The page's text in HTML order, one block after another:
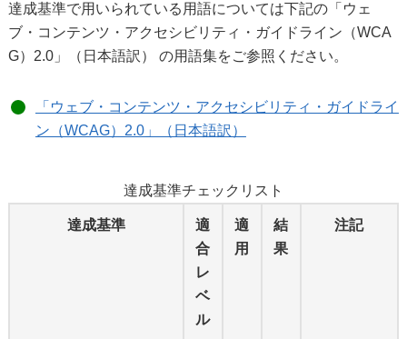
達成基準で用いられている用語については下記の「ウェ
ブ・コンテンツ・アクセシビリティ・ガイドライン（WCA
G）2.0」（日本語訳） の用語集をご参照ください。
「ウェブ・コンテンツ・アクセシビリティ・ガイドライ
ン（WCAG）2.0」（日本語訳）
達成基準チェックリスト
達成基準
適
合
レ
ベ
ル
適
用
結
果
注記